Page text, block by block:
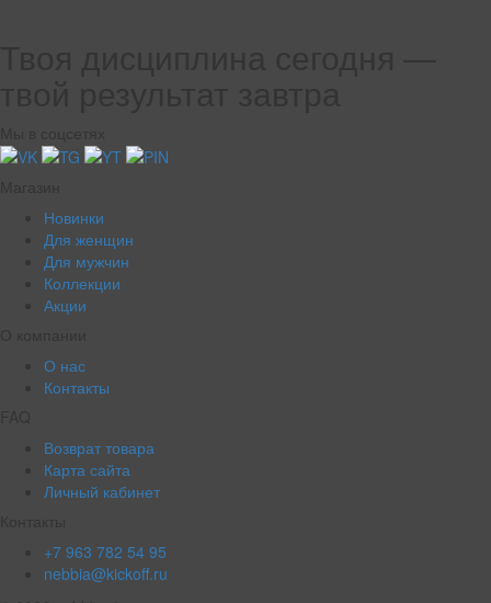
Новинки
Для женщин
Для мужчин
Коллекции
Акции
О нас
Контакты
Возврат товара
Карта сайта
Личный кабинет
+7 963 782 54 95
nebbia@kickoff.ru